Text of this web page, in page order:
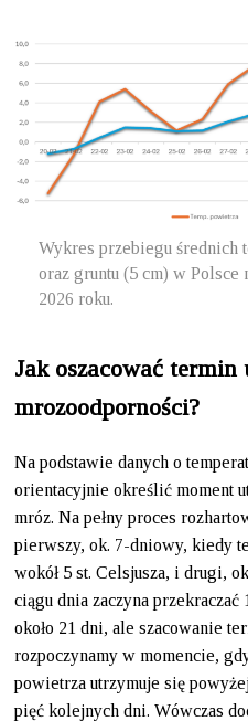
Wykres przebiegu średnich
oraz gruntu (5 cm) w Polsce
2026 roku.
Jak oszacować termin
mrozoodporności?
Na podstawie danych o
orientacyjnie określić moment
mróz. Na pełny proces
pierwszy, ok. 7-dniowy, kiedy
wokół 5 st. Celsjusza, i drugi,
ciągu dnia zaczyna przekraczać
około 21 dni, ale szacowanie
rozpoczynamy w momencie,
powietrza utrzymuje się
pięć kolejnych dni. Wówczas